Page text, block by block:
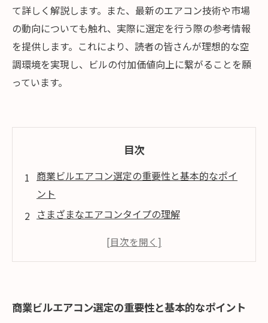
て詳しく解説します。また、最新のエアコン技術や市場
の動向についても触れ、実際に選定を行う際の参考情報
を提供します。これにより、読者の皆さんが理想的な空
調環境を実現し、ビルの付加価値向上に繋がることを願
っています。
目次
商業ビルエアコン選定の重要性と基本的なポイ
ント
さまざまなエアコンタイプの理解
最新技術と市場動向の把握
商業ビルエアコン選定の重要性と基本的なポイント